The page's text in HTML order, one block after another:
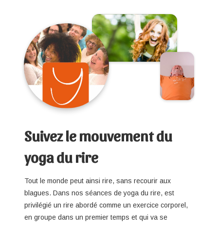
Suivez le mouvement du
yoga du rire
Tout le monde peut ainsi rire, sans recourir aux
blagues. Dans nos séances de yoga du rire, est
privilégié un rire abordé comme un exercice corporel,
en groupe dans un premier temps et qui va se